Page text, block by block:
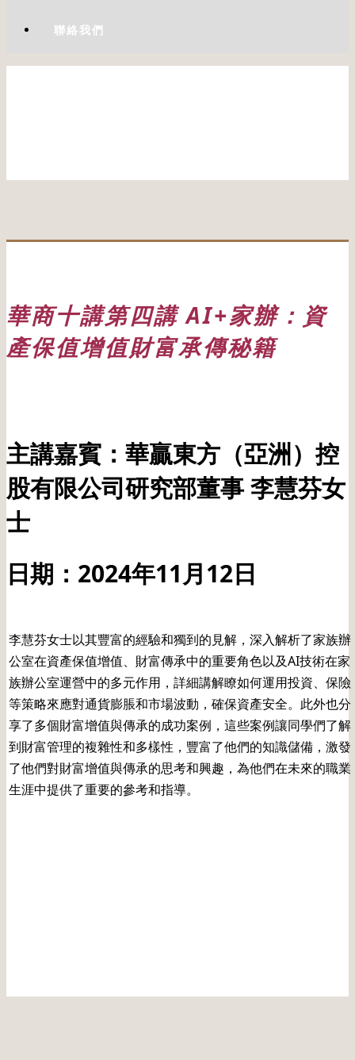
聯絡我們
華商十講第四講 AI+家辦：資
產保值增值財富承傳秘籍
主講嘉賓：華贏東方（亞洲）控
股有限公司研究部董事 李慧芬女
士
日期：2024年11月12日
李慧芬女士以其豐富的經驗和獨到的見解，深入解析了家族辦
公室在資產保值增值、財富傳承中的重要角色以及AI技術在家
族辦公室運營中的多元作用，詳細講解瞭如何運用投資、保險
等策略來應對通貨膨脹和市場波動，確保資產安全。此外也分
享了多個財富增值與傳承的成功案例，這些案例讓同學們了解
到財富管理的複雜性和多樣性，豐富了他們的知識儲備，激發
了他們對財富增值與傳承的思考和興趣，為他們在未來的職業
生涯中提供了重要的參考和指導。